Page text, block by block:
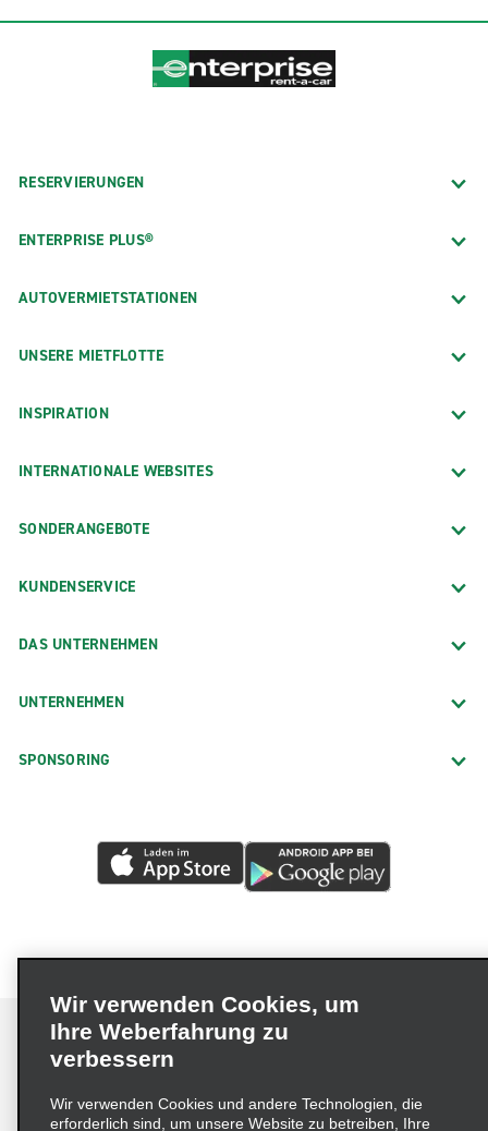
RESERVIERUNGEN
ENTERPRISE PLUS®
AUTOVERMIETSTATIONEN
UNSERE MIETFLOTTE
INSPIRATION
INTERNATIONALE WEBSITES
SONDERANGEBOTE
KUNDENSERVICE
DAS UNTERNEHMEN
UNTERNEHMEN
SPONSORING
Impressum Nutzungsbedingungen
Datenschutzrichtlinie
Wir verwenden Cookies, um
Ihre Weberfahrung zu
verbessern
Wir verwenden Cookies und andere Technologien, die
erforderlich sind, um unsere Website zu betreiben, Ihre